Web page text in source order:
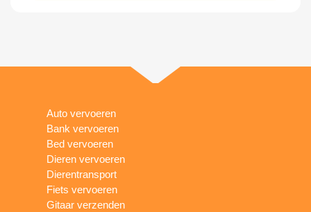
Auto vervoeren
Bank vervoeren
Bed vervoeren
Dieren vervoeren
Dierentransport
Fiets vervoeren
Gitaar verzenden